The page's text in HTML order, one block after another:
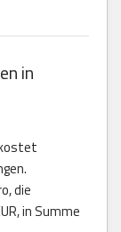
in
die
in Summe